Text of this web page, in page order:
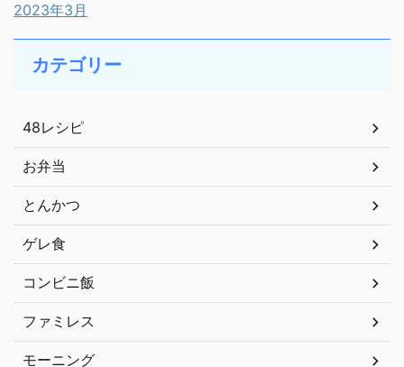
2023年3月
カテゴリー
48レシピ
お弁当
とんかつ
ゲレ食
コンビニ飯
ファミレス
モーニング